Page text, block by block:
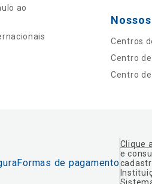
ao
Centros
Centro
Centro
Formas de pagamento
Clique
e